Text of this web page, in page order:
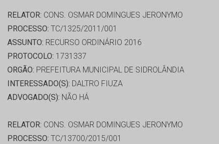
RELATOR: CONS. OSMAR DOMINGUES JERONYMO
PROCESSO: TC/1325/2011/001
ASSUNTO: RECURSO ORDINÁRIO 2016
PROTOCOLO: 1731337
ORGÃO: PREFEITURA MUNICIPAL DE SIDROLÂNDIA
INTERESSADO(S): DALTRO FIUZA
ADVOGADO(S): NÃO HÁ
RELATOR: CONS. OSMAR DOMINGUES JERONYMO
PROCESSO: TC/13700/2015/001